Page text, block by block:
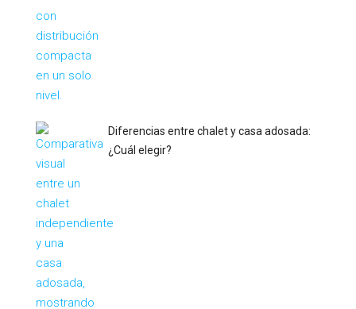
Diferencias entre chalet y casa adosada:
¿Cuál elegir?